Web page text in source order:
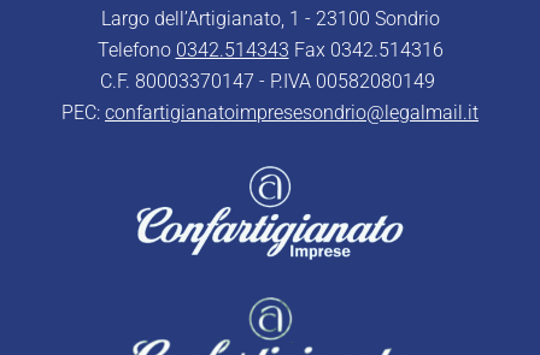
Largo dell’Artigianato, 1 - 23100 Sondrio
Telefono 0342.514343 Fax 0342.514316
C.F. 80003370147 - P.IVA 00582080149
PEC: confartigianatoimpresesondrio@legalmail.it